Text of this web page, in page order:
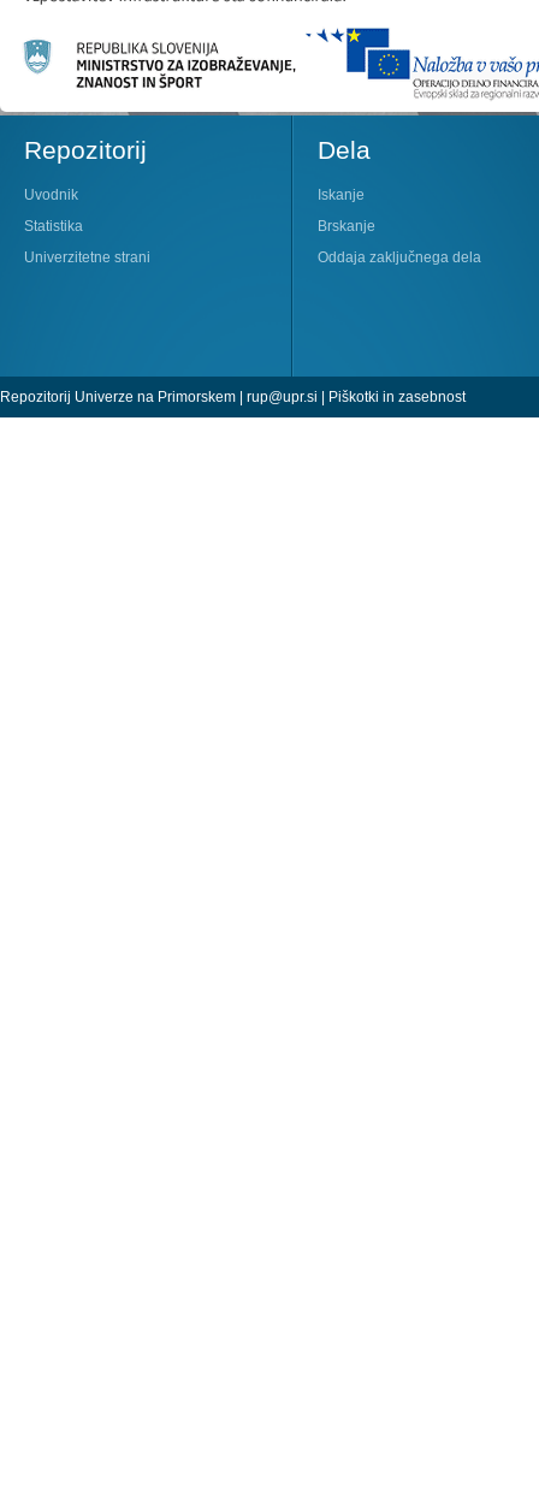
Repozitorij
Uvodnik
Statistika
Univerzitetne strani
Dela
Iskanje
Brskanje
Oddaja zaključnega dela
Repozitorij Univerze na Primorskem | rup@upr.si | Piškotki in zasebnost